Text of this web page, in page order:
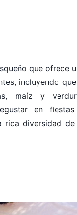
que ofrece
incluyendo
maíz y
en
rica diversidad